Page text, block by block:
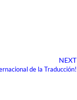
NEXT
de la Traducción!